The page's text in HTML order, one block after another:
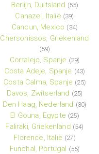
Berlijn, Duitsland (55)
Canazei, Italië (39)
Cancun, Mexico (34)
Chersonissos, Griekenland
(59)
Corralejo, Spanje (29)
Costa Adeje, Spanje (43)
Costa Calma, Spanje (25)
Davos, Zwitserland (25)
Den Haag, Nederland (30)
El Gouna, Egypte (25)
Faliraki, Griekenland (54)
Florence, Italië (27)
Funchal, Portugal (55)